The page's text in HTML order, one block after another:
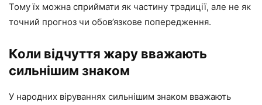
Тому їх можна сприймати як частину традиції, але не як
точний прогноз чи обов’язкове попередження.
Коли відчуття жару вважають
сильнішим знаком
У народних віруваннях сильнішим знаком вважають